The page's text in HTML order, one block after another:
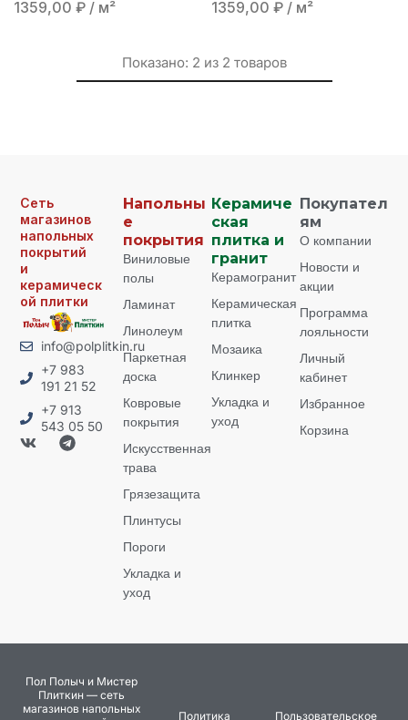
1359,00 ₽ / м² 1359,00 ₽ / м²
Показано: 2 из 2 товаров
Сеть
магазинов
напольных
покрытий
и
керамическ
ой плитки
info@polplitkin.ru
+7 983
191 21 52
+7 913
543 05 50
Напольны
е
покрытия
Виниловые
полы
Ламинат
Линолеум
Паркетная
доска
Ковровые
покрытия
Искусственная
трава
Грязезащита
Плинтусы
Пороги
Укладка и
уход
Керамиче
ская
плитка и
гранит
Керамогранит
Керамическая
плитка
Мозаика
Клинкер
Укладка и
уход
Покупател
ям
О компании
Новости и
акции
Программа
лояльности
Личный
кабинет
Избранное
Корзина
Пол Полыч и Мистер
Плиткин — сеть
магазинов напольных
Политика Пользовательское